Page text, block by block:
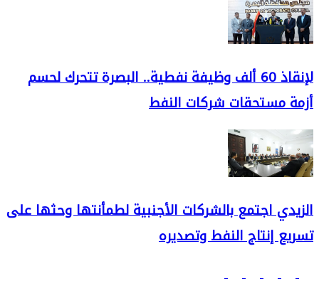
لإنقاذ 60 ألف وظيفة نفطية.. البصرة تتحرك لحسم
أزمة مستحقات شركات النفط
الزيدي اجتمع بالشركات الأجنبية لطمأنتها وحثها على
تسريع إنتاج النفط وتصديره